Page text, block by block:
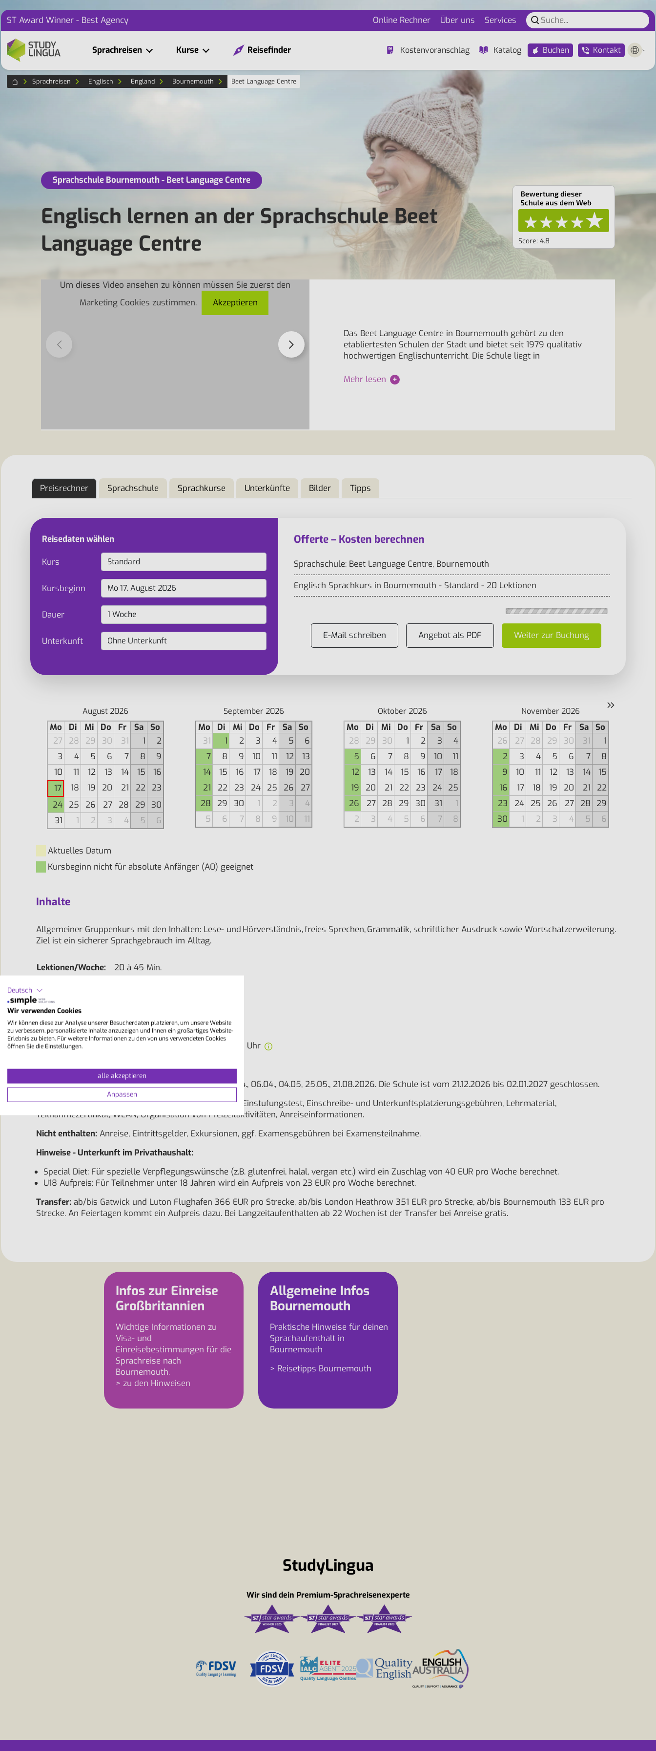
ST Award Winner - Best Agency Online Rechner Über uns Services
Sprachreisen Kurse Reisefinder Kostenvoranschlag Katalog Buchen Kontakt
Sprachreisen Englisch England Bournemouth Beet Language Centre
Sprachschule Bournemouth - Beet Language Centre
Englisch lernen an der Sprachschule Beet
Language Centre
Score: 4.8
Um dieses Video ansehen zu können müssen Sie zuerst den
Marketing Cookies zustimmen.
Akzeptieren
Um dieses Video ansehen zu können müssen Sie zuerst den
Marketing Cookies zustimmen.
Akzeptieren
Das Beet Language Centre in Bournemouth gehört zu den
etabliertesten Schulen der Stadt und bietet seit 1979 qualitativ
hochwertigen Englischunterricht. Die Schule liegt in
Mehr lesen +
Preisrechner Sprachschule Sprachkurse Unterkünfte Bilder Tipps
Reisedaten wählen
Kurs
Kursbeginn
Dauer
Unterkunft
Offerte – Kosten berechnen
Sprachschule: Beet Language Centre, Bournemouth
Englisch Sprachkurs in Bournemouth - Standard - 20 Lektionen
E-Mail schreiben Angebot als PDF Weiter zur Buchung
»
August 2026
Mo Di Mi Do Fr Sa
So
27
28 29 30 31 1
2
3
4 5 6 7 8
9
10
11 12 13 14 15
16
17
18 19 20 21 22
23
24
25 26 27 28 29 30
31
1 2 3 4 5 6
September 2026
Mo Di Mi Do Fr Sa
So
31
1 2 3 4 5
6
7
8 9 10 11 12
13
14
15 16 17 18 19
20
21
22 23 24 25 26
27
28
29 30 1 2 3
4
5
6 7 8 9 10 11
Oktober 2026
Mo Di Mi Do Fr Sa
So
28
29 30 1 2 3
4
5
6 7 8 9 10
11
12
13 14 15 16 17
18
19
20 21 22 23 24 25
26
27 28 29 30 31
1
2
3 4 5 6 7 8
November 2026
Mo Di Mi Do Fr Sa
So
26
27 28 29 30 31
1
2
3 4 5 6 7
8
9
10 11 12 13 14
15
16
17 18 19 20 21
22
23
24 25 26 27 28
29
30
1 2 3 4 5 6
Aktuelles Datum
Kursbeginn nicht für absolute Anfänger (A0) geeignet
Inhalte
Allgemeiner Gruppenkurs mit den Inhalten: Lese- und Hörverständnis, freies Sprechen, Grammatik, schriftlicher Ausdruck sowie Wortschatzerweiterung.
Ziel ist ein sicherer Sprachgebrauch im Alltag.
Lektionen/Woche:
20 à 45 Min.
Niveau-Stufen:
Gruppengröße:
Dauer:
1 - 24 Wochen
Unterricht:
Mo-Fr 09:00-10:30 und 11:00-12:30 Uhr
Kein Unterricht an Feiertagen 2026:01.01., 02.01., 03.04., 06.04., 04.05, 25.05., 21.08.2026. Die Schule ist vom 21.12.2026 bis 02.01.2027 geschlossen.
Im Preis enthalten:Kurs und Unterkunft wie gebucht, Einstufungstest, Einschreibe- und Unterkunftsplatzierungsgebühren, Lehrmaterial,
Teilnahmezertifikat, WLAN, Organisation von Freizeitaktivitäten, Anreiseinformationen.
Nicht enthalten: Anreise, Eintrittsgelder, Exkursionen, ggf. Examensgebühren bei Examensteilnahme.
Hinweise - Unterkunft im Privathaushalt:
Special Diet: Für spezielle Verpflegungswünsche (z.B. glutenfrei, halal, vergan etc.) wird ein Zuschlag von 40 EUR pro Woche berechnet.
U18 Aufpreis: Für Teilnehmer unter 18 Jahren wird ein Aufpreis von 23 EUR pro Woche berechnet.
Transfer: ab/bis Gatwick und Luton Flughafen 366 EUR pro Strecke, ab/bis London Heathrow 351 EUR pro Strecke, ab/bis Bournemouth 133 EUR pro
Strecke. An Feiertagen kommt ein Aufpreis dazu. Bei Langzeitaufenthalten ab 22 Wochen ist der Transfer bei Anreise gratis.
Infos zur Einreise
Großbritannien
Wichtige Informationen zu
Visa- und
Einreisebestimmungen für die
Sprachreise nach
Bournemouth.
> zu den Hinweisen
Allgemeine Infos
Bournemouth
Praktische Hinweise für deinen
Sprachaufenthalt in
Bournemouth
> Reisetipps Bournemouth
StudyLingua
Wir sind dein Premium-Sprachreisenexperte
Deutsch
Wir verwenden Cookies
Wir können diese zur Analyse unserer Besucherdaten platzieren, um unsere Website
zu verbessern, personalisierte Inhalte anzuzeigen und Ihnen ein großartiges Website-
Erlebnis zu bieten. Für weitere Informationen zu den von uns verwendeten Cookies
öffnen Sie die Einstellungen.
alle akzeptieren
Anpassen